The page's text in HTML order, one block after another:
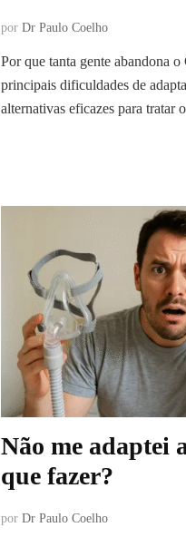
por Dr Paulo Coelho
Por que tanta gente abandona
principais dificuldades de
alternativas eficazes para tratar
Não me adaptei
que fazer?
por Dr Paulo Coelho